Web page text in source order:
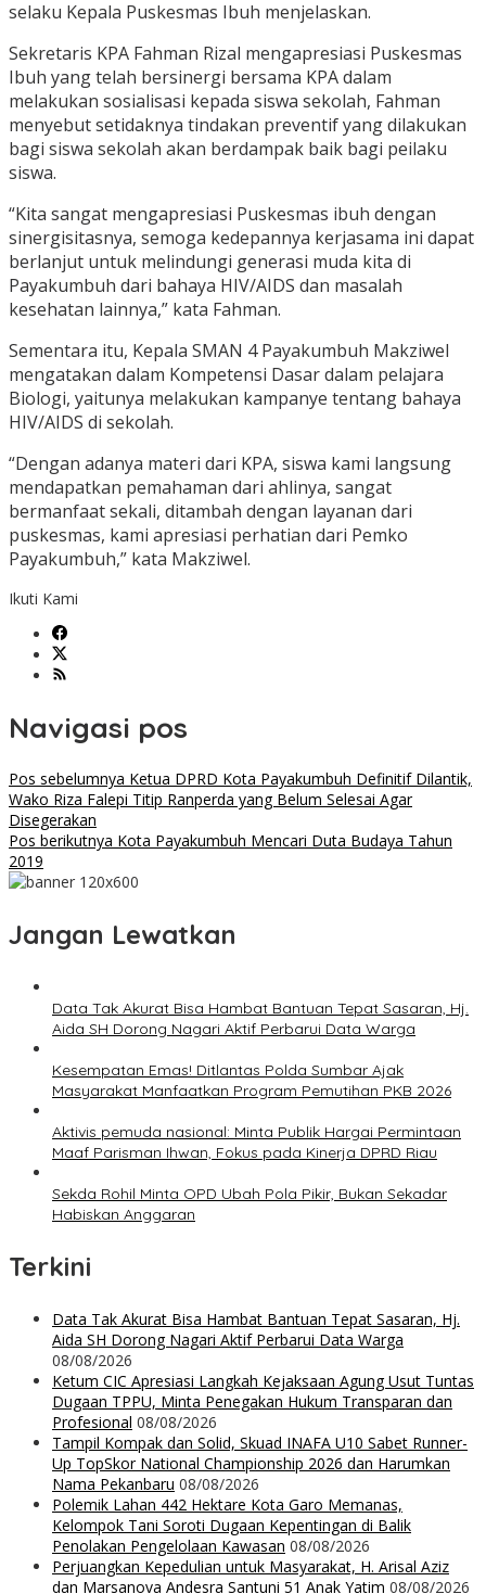
selaku Kepala Puskesmas Ibuh menjelaskan.
Sekretaris KPA Fahman Rizal mengapresiasi Puskesmas
Ibuh yang telah bersinergi bersama KPA dalam
melakukan sosialisasi kepada siswa sekolah, Fahman
menyebut setidaknya tindakan preventif yang dilakukan
bagi siswa sekolah akan berdampak baik bagi peilaku
siswa.
“Kita sangat mengapresiasi Puskesmas ibuh dengan
sinergisitasnya, semoga kedepannya kerjasama ini dapat
berlanjut untuk melindungi generasi muda kita di
Payakumbuh dari bahaya HIV/AIDS dan masalah
kesehatan lainnya,” kata Fahman.
Sementara itu, Kepala SMAN 4 Payakumbuh Makziwel
mengatakan dalam Kompetensi Dasar dalam pelajara
Biologi, yaitunya melakukan kampanye tentang bahaya
HIV/AIDS di sekolah.
“Dengan adanya materi dari KPA, siswa kami langsung
mendapatkan pemahaman dari ahlinya, sangat
bermanfaat sekali, ditambah dengan layanan dari
puskesmas, kami apresiasi perhatian dari Pemko
Payakumbuh,” kata Makziwel.
Ikuti Kami
Navigasi pos
Pos sebelumnya Ketua DPRD Kota Payakumbuh Definitif Dilantik,
Wako Riza Falepi Titip Ranperda yang Belum Selesai Agar
Disegerakan
Pos berikutnya Kota Payakumbuh Mencari Duta Budaya Tahun
2019
Jangan Lewatkan
Data Tak Akurat Bisa Hambat Bantuan Tepat Sasaran, Hj.
Aida SH Dorong Nagari Aktif Perbarui Data Warga
Kesempatan Emas! Ditlantas Polda Sumbar Ajak
Masyarakat Manfaatkan Program Pemutihan PKB 2026
Aktivis pemuda nasional: Minta Publik Hargai Permintaan
Maaf Parisman Ihwan, Fokus pada Kinerja DPRD Riau
Sekda Rohil Minta OPD Ubah Pola Pikir, Bukan Sekadar
Habiskan Anggaran
Terkini
Data Tak Akurat Bisa Hambat Bantuan Tepat Sasaran, Hj.
Aida SH Dorong Nagari Aktif Perbarui Data Warga
08/08/2026
Ketum CIC Apresiasi Langkah Kejaksaan Agung Usut Tuntas
Dugaan TPPU, Minta Penegakan Hukum Transparan dan
Profesional 08/08/2026
Tampil Kompak dan Solid, Skuad INAFA U10 Sabet Runner-
Up TopSkor National Championship 2026 dan Harumkan
Nama Pekanbaru 08/08/2026
Polemik Lahan 442 Hektare Kota Garo Memanas,
Kelompok Tani Soroti Dugaan Kepentingan di Balik
Penolakan Pengelolaan Kawasan 08/08/2026
Perjuangkan Kepedulian untuk Masyarakat, H. Arisal Aziz
dan Marsanova Andesra Santuni 51 Anak Yatim 08/08/2026